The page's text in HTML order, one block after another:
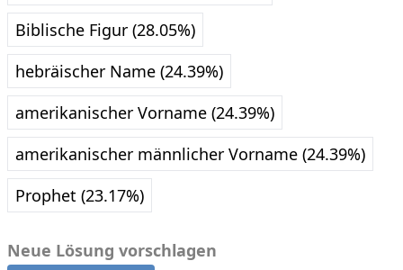
Biblische Figur (28.05%)
hebräischer Name (24.39%)
amerikanischer Vorname (24.39%)
amerikanischer männlicher Vorname (24.39%)
Prophet (23.17%)
Neue Lösung vorschlagen